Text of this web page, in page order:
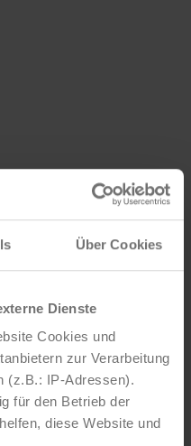
Über Cookies
Dienste
Cookies und
zur Verarbeitung
(z.B.: IP-Adressen).
für den Betrieb der
diese Website und